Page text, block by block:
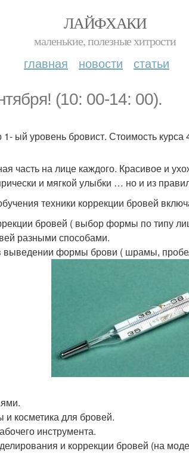
ЛАЙФХАКИ
маленькие, полезные хитрости
главная новости статьи
(10: 00-14: 00).
1- ый уровень бровист. Стоимость курса
часть на лице каждого. Красивое и
и мягкой улыбки … но и из
техники коррекции бровей
бровей ( выбор формы по типу
разными способами.
выведении формы брови ( шрамы,
и косметика для бровей.
инструмента.
и коррекции бровей (на